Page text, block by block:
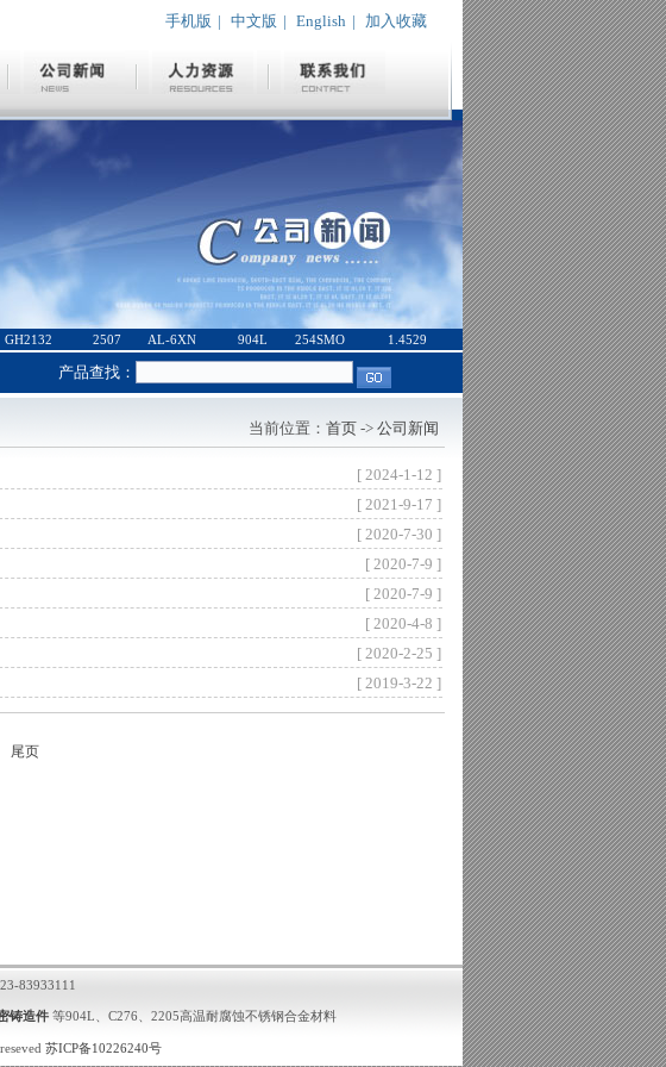
手机版 | 中文版 | English | 加入收藏
GH2132 2507 AL-6XN 904L 254SMO 1.4529
产品查找：
当前位置： 首页 -> 公司新闻
[ 2024-1-12 ]
[ 2021-9-17 ]
[ 2020-7-30 ]
[ 2020-7-9 ]
[ 2020-7-9 ]
[ 2020-4-8 ]
[ 2020-2-25 ]
[ 2019-3-22 ]
尾页
83933111
铸造件 等904L、C276、2205高温耐腐蚀不锈钢合金材料
苏ICP备10226240号